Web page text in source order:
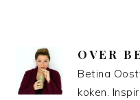
OVER
Betina
koken.